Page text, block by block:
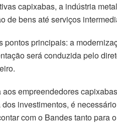
capixabas, a indústria
de bens até serviços
principais: a
será conduzida pelo
empreendedores
investimentos, é
com o Bandes tanto